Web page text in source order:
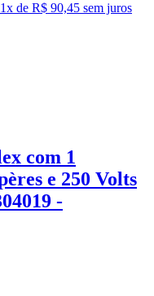
1x de R$ 90,45 sem juros
com 1
e 250 Volts
-